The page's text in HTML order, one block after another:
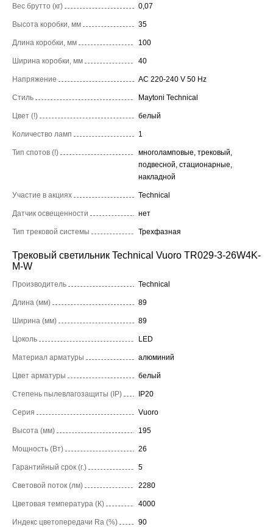
Вес брутто (кг) 0,07
Высота коробки, мм 35
Длина коробки, мм 100
Ширина коробки, мм 40
Напряжение AC 220-240 V 50 Hz
Стиль Maytoni Technical
Цвет (!) белый
Количество ламп 1
Тип спотов (!)
многоламповые, трековый,
подвесной, стационарные,
накладной
Участие в акциях Technical
Датчик освещенности нет
Тип трековой системы Трехфазная
Трековый светильник Technical Vuoro TR029-3-26W4K-
M-W
Производитель Technical
Длина (мм) 89
Ширина (мм) 89
Цоколь LED
Материал арматуры алюминий
Цвет арматуры белый
Степень пылевлагозащиты (IP) IP20
Серия Vuoro
Высота (мм) 195
Мощность (Вт) 26
Гарантийный срок (г.) 5
Световой поток (лм) 2280
Цветовая температура (К) 4000
Индекс цветопередачи Ra (%) 90